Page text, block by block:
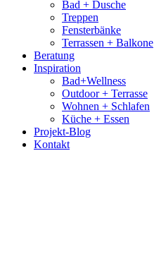
Bad + Dusche
Treppen
Fensterbänke
Terrassen + Balkone
Beratung
Inspiration
Bad+Wellness
Outdoor + Terrasse
Wohnen + Schlafen
Küche + Essen
Projekt-Blog
Kontakt